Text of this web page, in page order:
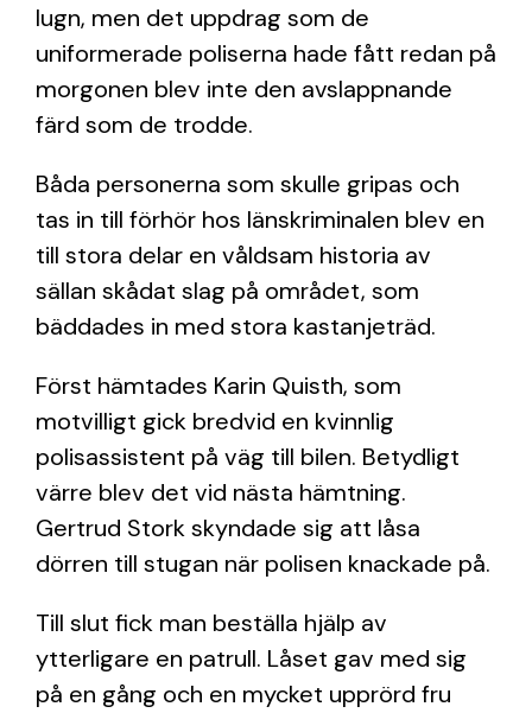
lugn, men det uppdrag som de
uniformerade poliserna hade fått redan på
morgonen blev inte den avslappnande
färd som de trodde.
Båda personerna som skulle gripas och
tas in till förhör hos länskriminalen blev en
till stora delar en våldsam historia av
sällan skådat slag på området, som
bäddades in med stora kastanjeträd.
Först hämtades Karin Quisth, som
motvilligt gick bredvid en kvinnlig
polisassistent på väg till bilen. Betydligt
värre blev det vid nästa hämtning.
Gertrud Stork skyndade sig att låsa
dörren till stugan när polisen knackade på.
Till slut fick man beställa hjälp av
ytterligare en patrull. Låset gav med sig
på en gång och en mycket upprörd fru